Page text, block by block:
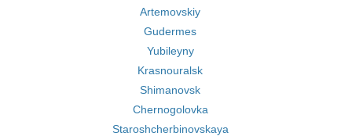
Artemovskiy
Gudermes
Yubileyny
Krasnouralsk
Shimanovsk
Chernogolovka
Staroshcherbinovskaya